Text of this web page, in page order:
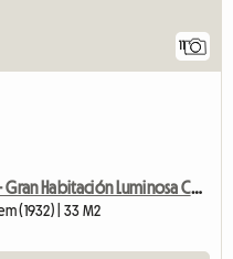
11
Grande Chambre Et Bureau (33m2) - Gran Habitación Luminosa Con Escritorio
(1932) | 33 M2